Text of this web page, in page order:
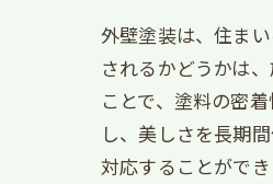
外壁塗装は、住ま
されるかどうかは
ことで、塗料の密
し、美しさを長期
対応することがで